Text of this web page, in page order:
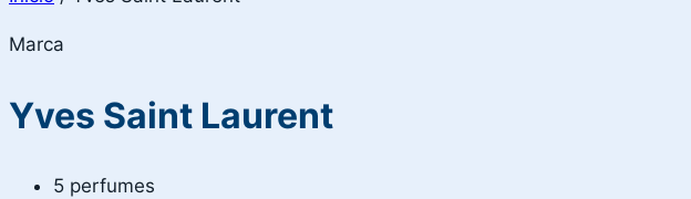
Marca
Yves Saint Laurent
5 perfumes